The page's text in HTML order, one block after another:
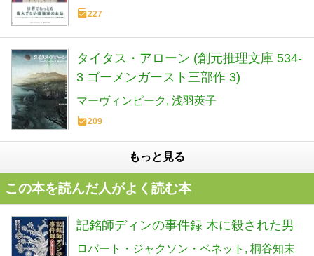
227
タイタス・アローン (創元推理文庫 534-
3 ゴーメンガースト三部作 3)
マーヴィンピーク 浅羽莢子
209
もっと見る
この本を読んだ人がよく読む本
記銘師ディンの事件録 木に殺された男
ロバート・ジャクソン・ベネット 桐谷知未